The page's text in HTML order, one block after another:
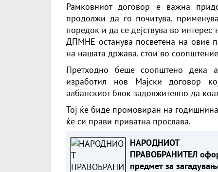
Рамковниот договор е важна
продолжи да го почитува,
поредок и да се дејствува во
ДПМНЕ останува посветена на овие
на нашата држава, стои во
Претходно беше соопштено дека
изработил нов Мајски договор
албанскиот блок задолжително да
Тој ќе биде промовиран на
ќе си прави приватна прослава.
НАРОДНИОТ
ПРАВОБРАНИТЕЛ
предмет за